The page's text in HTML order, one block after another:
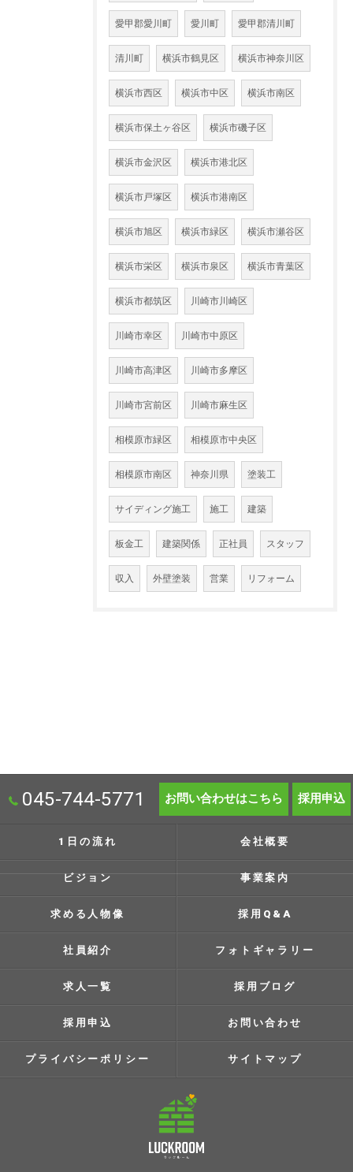
愛甲郡愛川町 愛川町 愛甲郡清川町
清川町 横浜市鶴見区 横浜市神奈川区
横浜市西区 横浜市中区 横浜市南区
横浜市保土ヶ谷区 横浜市磯子区
横浜市金沢区 横浜市港北区
横浜市戸塚区 横浜市港南区
横浜市旭区 横浜市緑区 横浜市瀬谷区
横浜市栄区 横浜市泉区 横浜市青葉区
横浜市都筑区 川崎市川崎区
川崎市幸区 川崎市中原区
川崎市高津区 川崎市多摩区
川崎市宮前区 川崎市麻生区
相模原市緑区 相模原市中央区
相模原市南区 神奈川県 塗装工
サイディング施工 施工 建築
板金工 建築関係 正社員 スタッフ
収入 外壁塗装 営業 リフォーム
045-744-5771 お問い合わせはこちら 採用申込
1日の流れ 会社概要
ビジョン 事業案内
求める人物像 採用Q&A
社員紹介 フォトギャラリー
求人一覧 採用ブログ
採用申込 お問い合わせ
プライバシーポリシー サイトマップ